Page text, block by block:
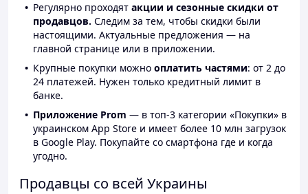
Регулярно проходят акции и сезонные скидки от
продавцов. Следим за тем, чтобы скидки были
настоящими. Актуальные предложения — на
главной странице или в приложении.
Крупные покупки можно оплатить частями: от 2 до
24 платежей. Нужен только кредитный лимит в
банке.
Приложение Prom — в топ-3 категории «Покупки» в
украинском App Store и имеет более 10 млн загрузок
в Google Play. Покупайте со смартфона где и когда
угодно.
Продавцы со всей Украины